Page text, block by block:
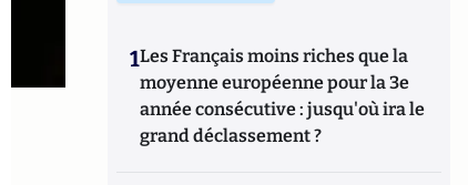
1Les Français moins riches que la
moyenne européenne pour la 3e
année consécutive : jusqu'où ira le
grand déclassement ?